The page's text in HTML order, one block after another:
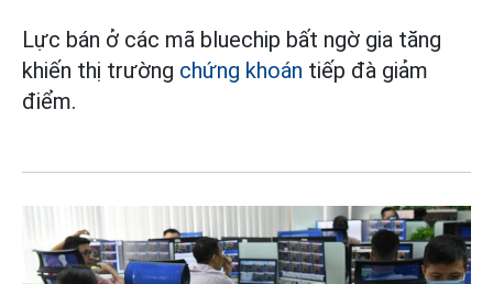
Lực bán ở các mã bluechip bất ngờ gia tăng
khiến thị trường chứng khoán tiếp đà giảm
điểm.